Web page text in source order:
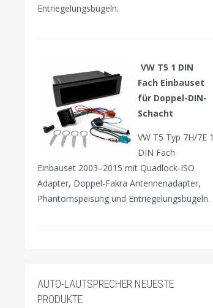
Entriegelungsbügeln.
VW T5 1 DIN
Fach Einbauset
für Doppel-DIN-
Schacht
VW T5 Typ 7H/7E 1
DIN Fach
Einbauset 2003–2015 mit Quadlock-ISO
Adapter, Doppel-Fakra Antennenadapter,
Phantomspeisung und Entriegelungsbügeln.
AUTO-LAUTSPRECHER NEUESTE
PRODUKTE